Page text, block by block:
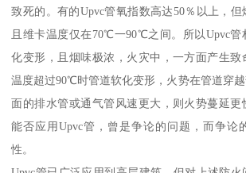
致死的。有的Upvc管氧指数高达50％以上，但
且维卡温度仅在70℃一90℃之间。所以Upvc管
化变形，且烟味极浓，火灾中，一方面产生致
温度超过90℃时管道软化变形，火势在管道穿
面的排水管或通气管风速更大，则火势蔓延更
能否应用Upvc管，曾是争论的问题，而争论
性。